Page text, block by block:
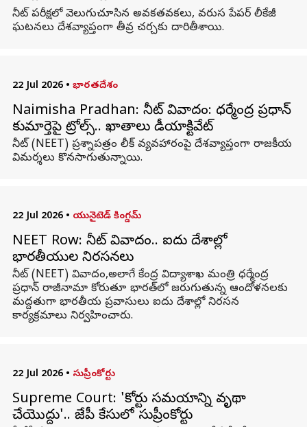
నీట్ పరీక్షలో వెలుగుచూసిన అవకతవకలు, వరుస పేపర్ లీకేజీ
ఘటనలు దేశవ్యాప్తంగా తీవ్ర చర్చకు దారితీశాయి.
22 Jul 2026 • భారతదేశం
Naimisha Pradhan: నీట్‌ వివాదం: ధర్మేంద్ర ప్రధాన్‌
కుమార్తెపై ట్రోల్స్‌.. ఖాతాలు డీయాక్టివేట్
నీట్‌ (NEET) ప్రశ్నాపత్రం లీక్‌ వ్యవహారంపై దేశవ్యాప్తంగా రాజకీయ
విమర్శలు కొనసాగుతున్నాయి.
22 Jul 2026 • యునైటెడ్ కింగ్డమ్
NEET Row: నీట్ వివాదం.. ఐదు దేశాల్లో
భారతీయుల నిరసనలు
నీట్ (NEET) వివాదం,అలాగే కేంద్ర విద్యాశాఖ మంత్రి ధర్మేంద్ర
ప్రధాన్ రాజీనామా కోరుతూ భారత్‌లో జరుగుతున్న ఆందోళనలకు
మద్దతుగా భారతీయ ప్రవాసులు ఐదు దేశాల్లో నిరసన
కార్యక్రమాలు నిర్వహించారు.
22 Jul 2026 • సుప్రీంకోర్టు
Supreme Court: 'కోర్టు సమయాన్ని వృథా
చేయొద్దు'.. సీజేపీ కేసులో సుప్రీంకోర్టు